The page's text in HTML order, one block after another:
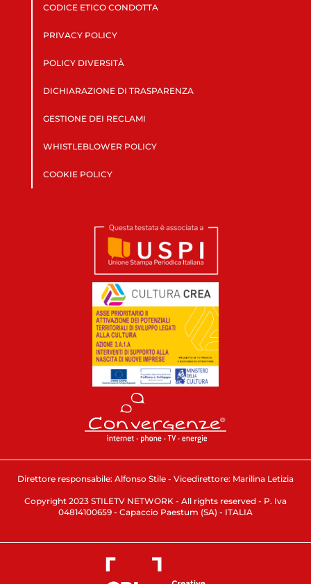
CODICE ETICO CONDOTTA
PRIVACY POLICY
POLICY DIVERSITÀ
DICHIARAZIONE DI TRASPARENZA
GESTIONE DEI RECLAMI
WHISTLEBLOWER POLICY
COOKIE POLICY
Direttore responsabile: Alfonso Stile - Vicedirettore: Marilina Letizia
Copyright 2023 STILETV NETWORK - All rights reserved - P. Iva
04814100659 - Capaccio Paestum (SA) - ITALIA